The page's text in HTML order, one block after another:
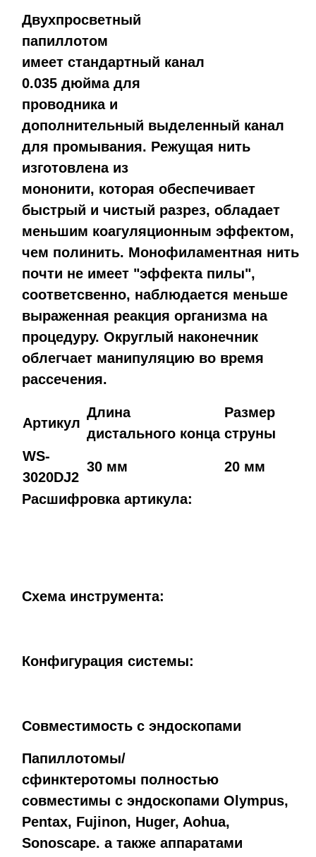
Двухпросветный
папиллотом
имеет стандартный канал
0.035 дюйма для
проводникаи
дополнительный выделенный канал
для промывания. Режущая нить
изготовлена из
мононити, которая обеспечивает
быстрый и чистый разрез, обладает
меньшим коагуляционным эффектом,
чем полинить. Монофиламентная нить
почти не имеет "эффекта пилы",
соответсвенно, наблюдается меньше
выраженная реакция организма на
процедуру. Округлый наконечник
облегчает манипуляцию во время
рассечения.
Артикул
Длина
дистального конца
Размер
струны
WS-
3020DJ2
30 мм 20 мм
Расшифровка артикула:
Схема инструмента:
Конфигурация системы:
Совместимость с эндоскопами
Папиллотомы/
сфинктеротомы полностью
совместимы с эндоскопами Olympus,
Pentax, Fujinon, Huger, Aohua,
Sonoscape. а также аппаратами